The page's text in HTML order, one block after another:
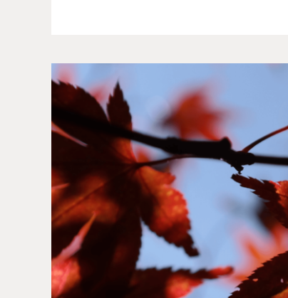
Der Herbst im Hotel
Inspirationen für